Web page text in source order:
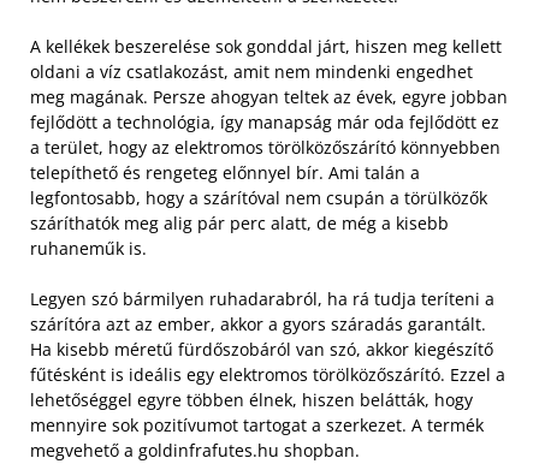
A kellékek beszerelése sok gonddal járt, hiszen meg kellett
oldani a víz csatlakozást, amit nem mindenki engedhet
meg magának. Persze ahogyan teltek az évek, egyre jobban
fejlődött a technológia, így manapság már oda fejlődött ez
a terület, hogy az elektromos törölközőszárító könnyebben
telepíthető és rengeteg előnnyel bír. Ami talán a
legfontosabb, hogy a szárítóval nem csupán a törülközők
száríthatók meg alig pár perc alatt, de még a kisebb
ruhaneműk is.
Legyen szó bármilyen ruhadarabról, ha rá tudja teríteni a
szárítóra azt az ember, akkor a gyors száradás garantált.
Ha kisebb méretű fürdőszobáról van szó, akkor kiegészítő
fűtésként is ideális egy elektromos törölközőszárító. Ezzel a
lehetőséggel egyre többen élnek, hiszen belátták, hogy
mennyire sok pozitívumot tartogat a szerkezet. A termék
megvehető a goldinfrafutes.hu shopban.